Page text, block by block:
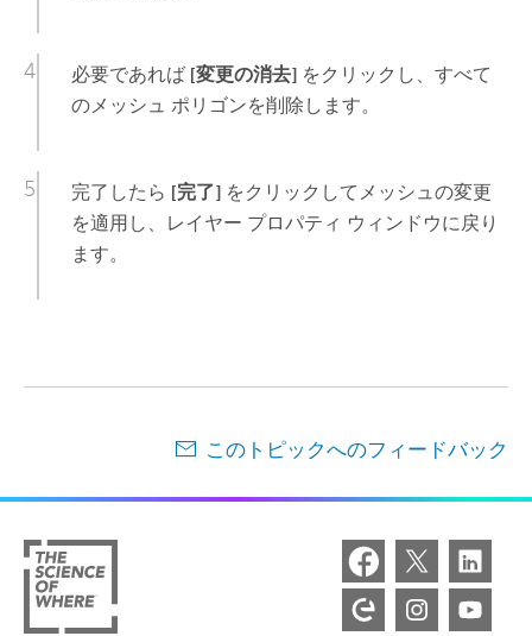
必要であれば [変更の消去]をクリックし、すべて
のメッシュ ポリゴンを削除します。
完了したら [完了]をクリックしてメッシュの変更
を適用し、レイヤー プロパティ ウィンドウに戻り
ます。
このトピックへのフィードバック